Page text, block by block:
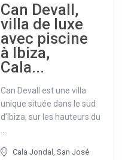
Can Devall,
villa de luxe
avec piscine
à Ibiza,
Cala...
Can Devall est une villa
unique située dans le sud
d’Ibiza, sur les hauteurs du
Cala Jondal,San José